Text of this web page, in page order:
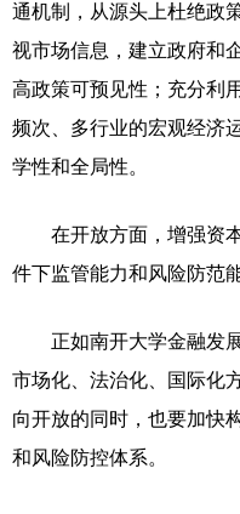
通机制，从源头上杜绝政
视市场信息，建立政府和
高政策可预见性；充分利
频次、多行业的宏观经济
学性和全局性。
在开放方面，增强资本
件下监管能力和风险防范
正如南开大学金融发展
市场化、法治化、国际化
向开放的同时，也要加快
和风险防控体系。